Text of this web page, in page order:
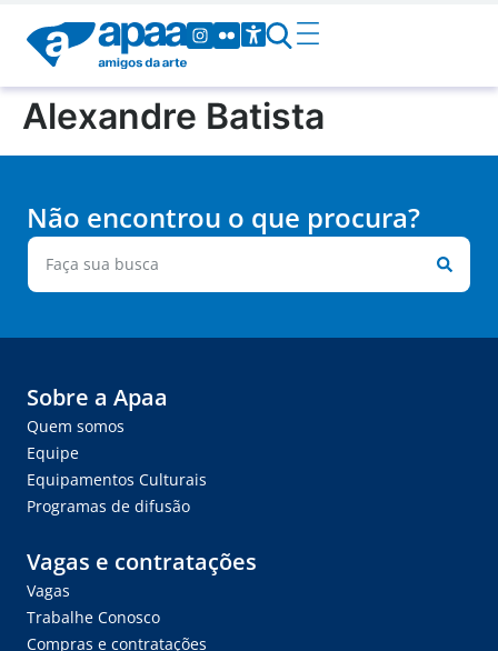
Alexandre Batista
Não encontrou o que procura?
Sobre a Apaa
Quem somos
Equipe
Equipamentos Culturais
Programas de difusão
Vagas e contratações
Vagas
Trabalhe Conosco
Compras e contratações